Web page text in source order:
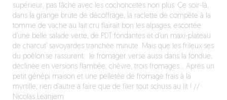
supérieur, pas fâché avec les cochoncetés non plus. Ce soir-là,
dans la grange brute de décoffrage, la raclette de compète à la
tomme de vache au lait cru flairait bon les alpages, escortée
d’une belle salade verte, de PDT fondantes et d’un maxi-plateau
de charcut’ savoyardes tranchée minute. Mais que les frileux·ses
du poêlon se rassurent : le fromager verse aussi dans la fondue,
déclinée en versions flambée, chèvre, trois fromages… Après un
petit génépi maison et une pelletée de fromage frais à la
myrtille, rien d’autre à faire que de filer tout schuss au lit ! //
Nicolas Leanjem